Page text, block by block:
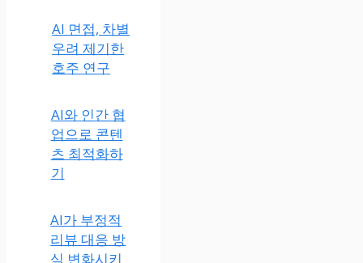
AI 면접, 차별
우려 제기한
호주 연구
AI와 인간 협
업으로 콘텐
츠 최적화하
기
AI가 부정적
리뷰 대응 방
식 변화시키